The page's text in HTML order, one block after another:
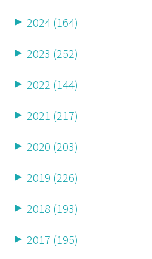
2024 (164)
2023 (252)
2022 (144)
2021 (217)
2020 (203)
2019 (226)
2018 (193)
2017 (195)